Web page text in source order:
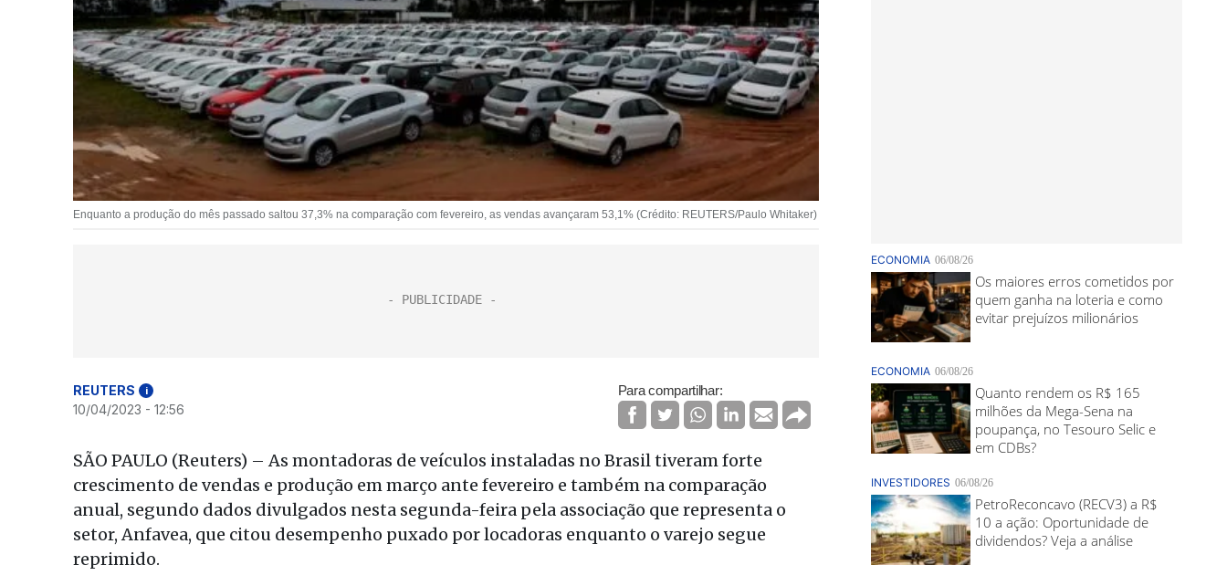
Enquanto a produção do mês passado saltou 37,3% na comparação com fevereiro, as vendas avançaram 53,1% (Crédito: REUTERS/Paulo Whitaker)
REUTERS i
10/04/2023 - 12:56
Para compartilhar:
SÃO PAULO (Reuters) – As montadoras de veículos instaladas no Brasil tiveram forte
crescimento de vendas e produção em março ante fevereiro e também na comparação
anual, segundo dados divulgados nesta segunda-feira pela associação que representa o
setor, Anfavea, que citou desempenho puxado por locadoras enquanto o varejo segue
reprimido.